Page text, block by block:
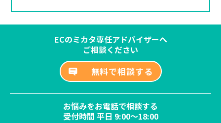
ECのミカタ専任アドバイザーへ
ご相談ください
無料で相談する
お悩みをお電話で相談する
受付時間 平日 9:00～18:00